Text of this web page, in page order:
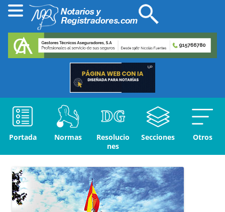
Portada Normas
Resolucio
nes
Secciones Otros